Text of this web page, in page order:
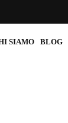
SIAMO BLOG